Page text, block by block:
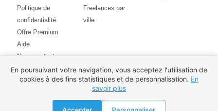
Proposer une mission
Politique de
confidentialité
Offre Premium
Aide
Nous contacter
Avis des
utilisateurs
Freelances par
ville
En poursuivant votre navigation, vous acceptez l'utilisation de
cookies à des fins statistiques et de personnalisation. En
savoir plus